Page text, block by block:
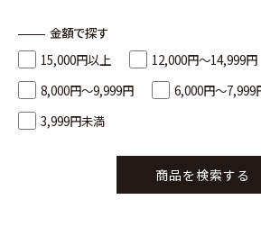
金額で探す
15,000円以上
12,000円～14,999円
8,000円～9,999円
6,000円～7,999
3,999円未満
商品を検索する